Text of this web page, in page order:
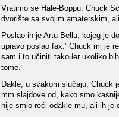
Vratimo se Hale-Boppu. Chuck
dvorište sa svojim amaterskim,
Poslao ih je Artu Bellu, kojeg je
upravo poslao fax.’ Chuck mi je
sam i to učiniti također ukoliko
tome.
Dakle, u svakom slučaju, Chuck
mm slajdove od, kako smo
nije smio reći odakle mu, ali ih je